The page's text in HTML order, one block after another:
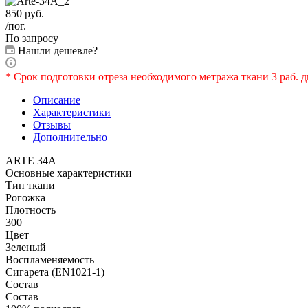
850 руб.
/пог.
По запросу
Нашли дешевле?
* Срок подготовки отреза необходимого метража ткани 3 раб.
Описание
Характеристики
Отзывы
Дополнительно
ARTE 34A
Основные характеристики
Тип ткани
Рогожка
Плотность
300
Цвет
Зеленый
Воспламеняемость
Сигарета (EN1021-1)
Состав
Состав